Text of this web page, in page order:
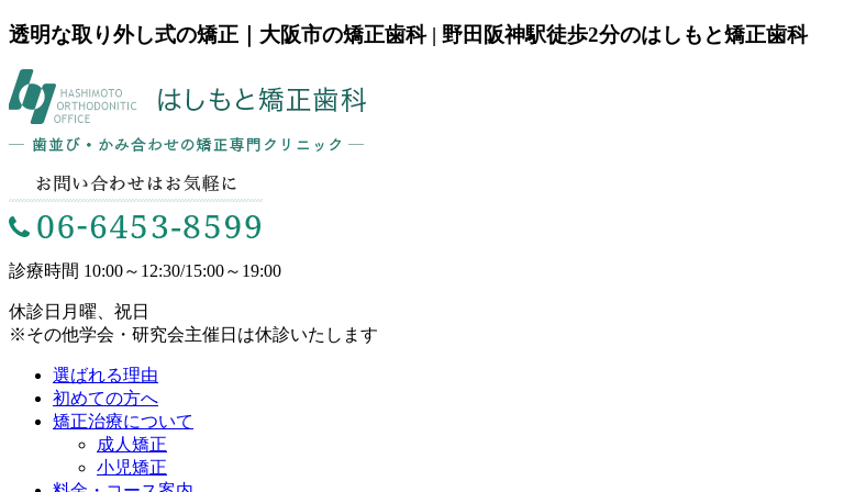
透明な取り外し式の矯正｜大阪市の矯正歯科 | 野田阪神駅徒歩2分のはしもと矯正歯科
診療時間 10:00～12:30/15:00～19:00
休診日 月曜、祝日
※その他学会・研究会主催日は休診いたします
選ばれる理由
初めての方へ
矯正治療について
成人矯正
小児矯正